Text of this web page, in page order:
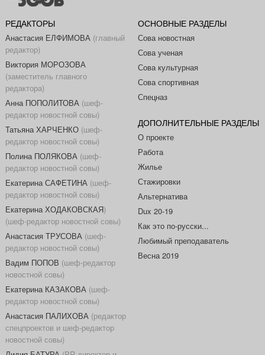
РЕДАКТОРЫ
Анастасия ЕЛФИМОВА(главный
редактор)
Виктория МОРОЗОВА
(заместитель главного
редактора)
Анна ПОПОЛИТОВА(шеф-
редактор новостной совы)
Татьяна ХАРЧЕНКО(шеф-
редактор новостной совы)
Полина ПОЛЯКОВА(шеф-
редактор новостной совы)
Екатерина САФЕТИНА(шеф-
редактор новостной совы)
Екатерина ХОДАКОВСКАЯ)
(шеф-редактор новостной совы)
Анастасия ТРУСОВА(шеф-
редактор новостной совы)
Вадим ПОПОВ (шеф-редактор
новостной совы)
Екатерина КАЗАКОВА(шеф-
редактор новостной совы)
Анастасия ПАЛИХОВА(редактор
спецпроектов и шеф-редактор
новостной совы)
ОСНОВНЫЕ РАЗДЕЛЫ
Сова новостная
Сова ученая
Сова культурная
Сова спортивная
Спецназ
ДОПОЛНИТЕЛЬНЫЕ РАЗДЕЛЫ
О проекте
Работа
Жилье
Стажировки
Альтернатива
Dux 20-19
Как это по-русски...
Любимый преподаватель
Весна 2019